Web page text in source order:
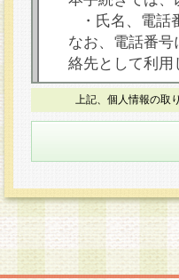
・氏名、電
なお、電話番
絡先として利用
○本人が容易に
本フォームで
○個人情報の第
力いただく個
○個人情報の委託
個人情報の取
情報管理基準
上記、個人情報の取